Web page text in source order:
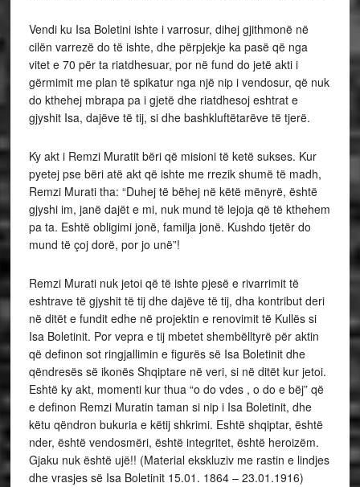
Vendi ku Isa Boletini ishte i varrosur, dihej gjithmonë në
cilën varrezë do të ishte, dhe përpjekje ka pasë që nga
vitet e 70 për ta riatdhesuar, por në fund do jetë akti i
gërmimit me plan të spikatur nga një nip i vendosur, që nuk
do kthehej mbrapa pa i gjetë dhe riatdhesoj eshtrat e
gjyshit Isa, dajëve të tij, si dhe bashkluftëtarëve të tjerë.
Ky akt i Remzi Muratit bëri që misioni të ketë sukses. Kur
pyetej pse bëri atë akt që ishte me rrezik shumë të madh,
Remzi Murati tha: “Duhej të bëhej në këtë mënyrë, është
gjyshi im, janë dajët e mi, nuk mund të lejoja që të kthehem
pa ta. Eshtë obligimi jonë, familja jonë. Kushdo tjetër do
mund të çoj dorë, por jo unë”!
Remzi Murati nuk jetoi që të ishte pjesë e rivarrimit të
eshtrave të gjyshit të tij dhe dajëve të tij, dha kontribut deri
në ditët e fundit edhe në projektin e renovimit të Kullës si
Isa Boletinit. Por vepra e tij mbetet shembëlltyrë për aktin
që definon sot ringjallimin e figurës së Isa Boletinit dhe
qëndresës së ikonës Shqiptare në veri, si në ditët kur jetoi.
Eshtë ky akt, momenti kur thua “o do vdes , o do e bëj” që
e definon Remzi Muratin taman si nip i Isa Boletinit, dhe
këtu qëndron bukuria e këtij shkrimi. Eshtë shqiptar, është
nder, është vendosmëri, është integritet, është heroizëm.
Gjaku nuk është ujë!! (Material ekskluziv me rastin e lindjes
dhe vrasjes së Isa Boletinit 15.01. 1864 – 23.01.1916)